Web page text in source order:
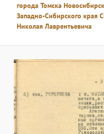
города Томска
Западно-Сибирского
Николая Лаврентьевича